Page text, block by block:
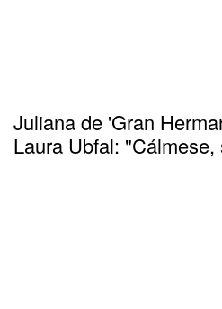
Juliana de 'Gran
Laura Ubfal: "Cálmese,